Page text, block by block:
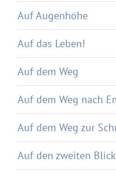
Auf Augenhöhe
Auf das Leben!
Auf dem Weg
Auf dem Weg nach
Auf dem Weg zur
Auf den zweiten Blick